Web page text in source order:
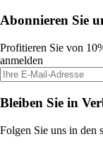
Abonnieren Sie
Profitieren Sie von
anmelden
Bleiben Sie in
Folgen Sie uns in den